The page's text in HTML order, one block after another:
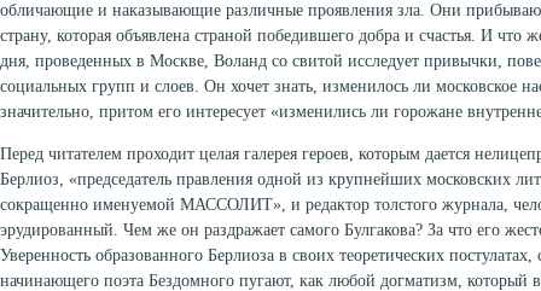
обличающие и наказывающие различные проявления зла. Они
страну, которая объявлена страной победившего добра и счастья. И что
дня, проведенных в Москве, Воланд со свитой исследует привычки,
социальных групп и слоев. Он хочет знать, изменилось ли московское
значительно, притом его интересует «изменились ли горожане
Перед читателем проходит целая галерея героев, которым дается
Берлиоз, «председатель правления одной из крупнейших московских
сокращенно именуемой МАССОЛИТ», и редактор толстого журнала,
эрудированный. Чем же он раздражает самого Булгакова? За что его
Уверенность образованного Берлиоза в своих теоретических
начинающего поэта Бездомного пугают, как любой догматизм, который